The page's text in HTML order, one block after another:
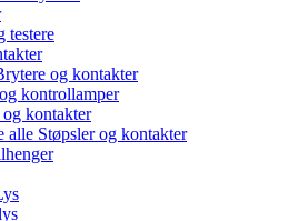
testere
og kontakter
kontrollamper
og kontakter
alle Støpsler og kontakter